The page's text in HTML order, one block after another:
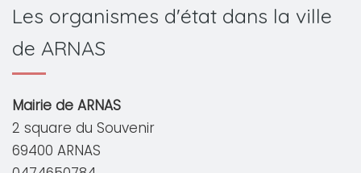
Les organismes d'état dans la ville
de ARNAS
Mairie de ARNAS
2 square du Souvenir
69400 ARNAS